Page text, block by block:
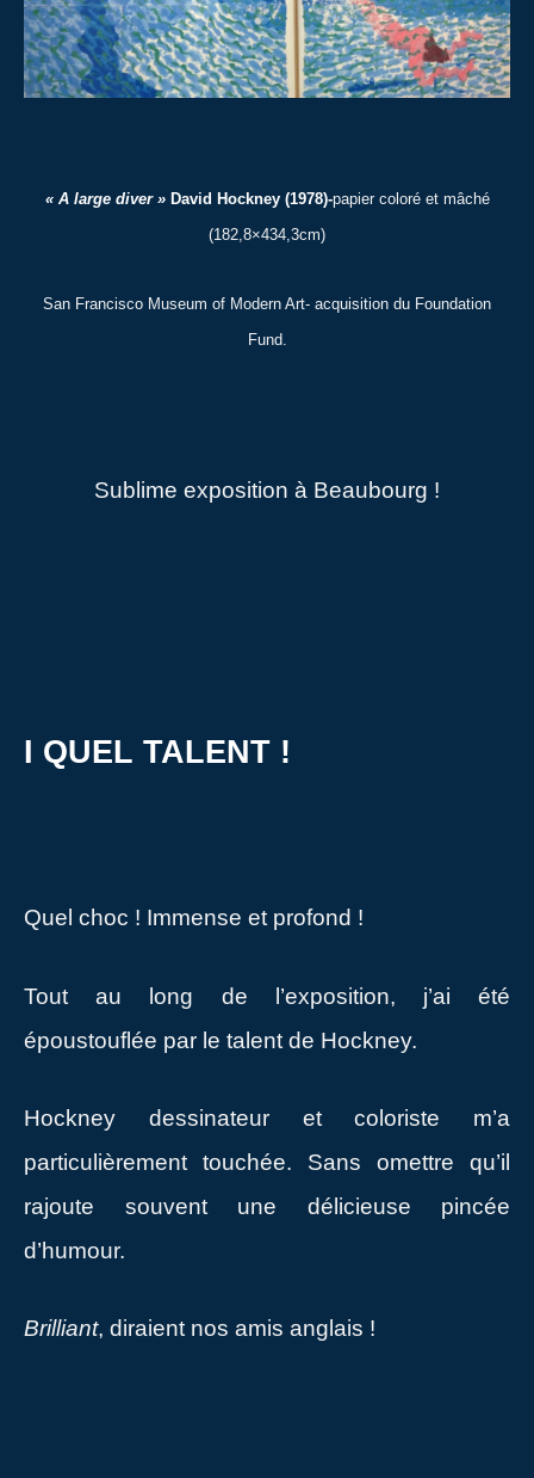
« A large diver » David Hockney (1978)-papier coloré et mâché
(182,8×434,3cm)
San Francisco Museum of Modern Art- acquisition du Foundation
Fund.
Sublime exposition à Beaubourg !
I QUEL TALENT !
Quel choc ! Immense et profond !
Tout au long de l’exposition, j’ai été
époustouflée par le talent de Hockney.
Hockney dessinateur et coloriste m’a
particulièrement touchée. Sans omettre qu’il
rajoute souvent une délicieuse pincée
d’humour.
Brilliant, diraient nos amis anglais !